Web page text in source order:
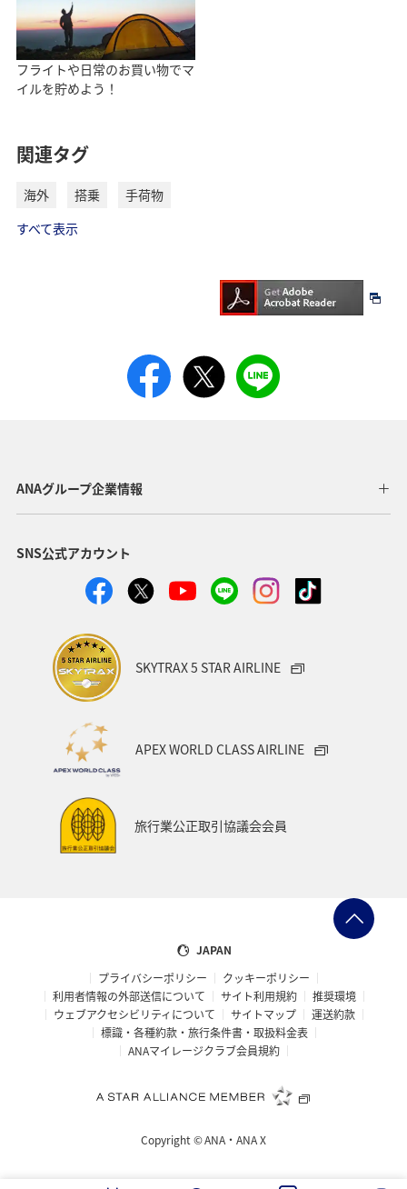
フライトや日常のお買い物でマ
イルを貯めよう！
関連タグ
海外 搭乗
手荷物
すべて表示
ANAグループ企業情報
SNS公式アカウント
SKYTRAX 5 STAR AIRLINE
APEX WORLD CLASS AIRLINE
旅行業公正取引協議会会員
JAPAN
プライバシーポリシー
クッキーポリシー
利用者情報の外部送信について
サイト利用規約
推奨環境
ウェブアクセシビリティについて
サイトマップ
運送約款
標識・各種約款・旅行条件書・取扱料金表
ANAマイレージクラブ会員規約
Copyright ©ANA・ANA X